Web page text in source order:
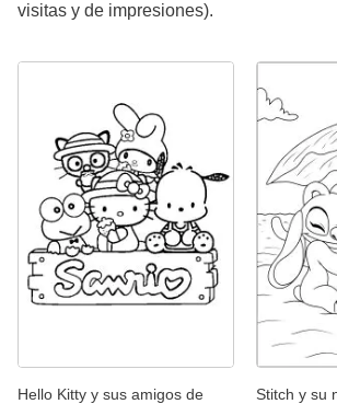
visitas y de impresiones).
Hello Kitty y sus amigos de
Stitch y su